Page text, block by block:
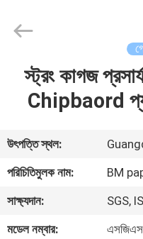
বাড়ি
আমাদের
সম্বন্ধে
CO.,LTD.
স্ট্রং কাগজ
Chipbaord
উৎপত্তি স্থল:
পরিচিতিমুলক নাম:
BM
সাক্ষ্যদান:
SGS,
মডেল নম্বার: